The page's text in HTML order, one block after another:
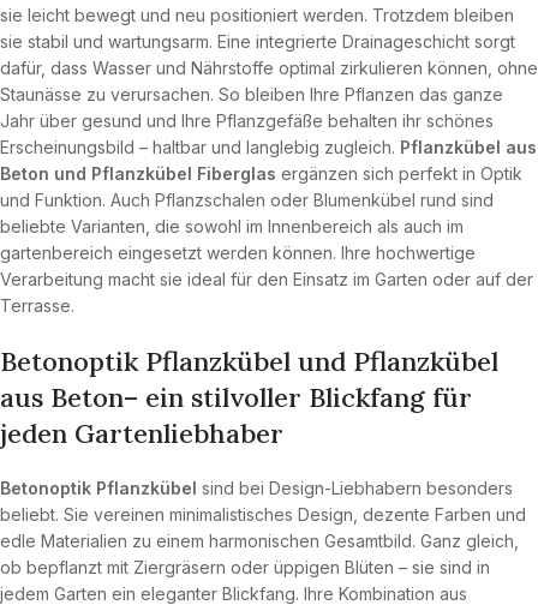
sie leicht bewegt und neu positioniert werden. Trotzdem bleiben
sie stabil und wartungsarm. Eine integrierte Drainageschicht sorgt
dafür, dass Wasser und Nährstoffe optimal zirkulieren können, ohne
Staunässe zu verursachen. So bleiben Ihre Pflanzen das ganze
Jahr über gesund und Ihre Pflanzgefäße behalten ihr schönes
Erscheinungsbild – haltbar und langlebig zugleich. Pflanzkübel aus
Beton und Pflanzkübel Fiberglas ergänzen sich perfekt in Optik
und Funktion. Auch Pflanzschalen oder Blumenkübel rund sind
beliebte Varianten, die sowohl im Innenbereich als auch im
gartenbereich eingesetzt werden können. Ihre hochwertige
Verarbeitung macht sie ideal für den Einsatz im Garten oder auf der
Terrasse.
Betonoptik Pflanzkübel und Pflanzkübel
aus Beton– ein stilvoller Blickfang für
jeden Gartenliebhaber
Betonoptik Pflanzkübel sind bei Design-Liebhabern besonders
beliebt. Sie vereinen minimalistisches Design, dezente Farben und
edle Materialien zu einem harmonischen Gesamtbild. Ganz gleich,
ob bepflanzt mit Ziergräsern oder üppigen Blüten – sie sind in
jedem Garten ein eleganter Blickfang. Ihre Kombination aus